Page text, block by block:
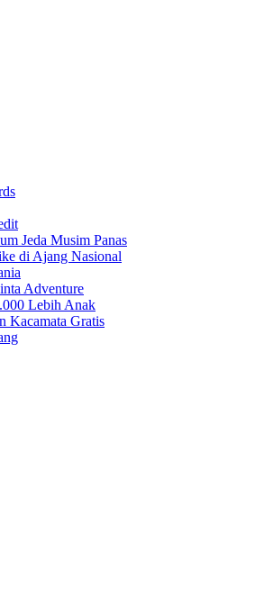
Jeda Musim Panas
di Ajang Nasional
Adventure
Lebih Anak
Kacamata Gratis